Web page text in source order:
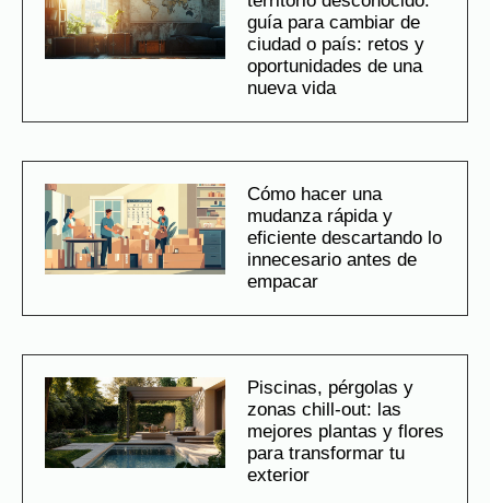
guía para cambiar de
ciudad o país: retos y
oportunidades de una
nueva vida
Cómo hacer una
mudanza rápida y
eficiente descartando lo
innecesario antes de
empacar
Piscinas, pérgolas y
zonas chill-out: las
mejores plantas y flores
para transformar tu
exterior